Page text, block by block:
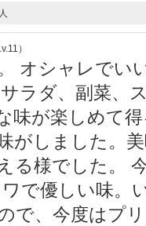
人
）
オシャレでい
ラダ、副菜、
味が楽しめて
がしました。
る様でした。
で優しい味。
で、今度はプ